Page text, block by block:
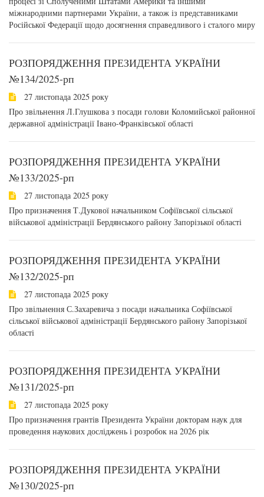
міжнародними партнерами України, а також із представниками
Російської Федерації щодо досягнення справедливого і сталого миру
РОЗПОРЯДЖЕННЯ ПРЕЗИДЕНТА УКРАЇНИ
№134/2025-рп
27 листопада 2025 року
Про звільнення Л.Глушкова з посади голови Коломийської районної
державної адміністрації Івано-Франківської області
РОЗПОРЯДЖЕННЯ ПРЕЗИДЕНТА УКРАЇНИ
№133/2025-рп
27 листопада 2025 року
Про призначення Т.Дукової начальником Софіївської сільської
військової адміністрації Бердянського району Запорізької області
РОЗПОРЯДЖЕННЯ ПРЕЗИДЕНТА УКРАЇНИ
№132/2025-рп
27 листопада 2025 року
Про звільнення С.Захаревича з посади начальника Софіївської
сільської військової адміністрації Бердянського району Запорізької
області
РОЗПОРЯДЖЕННЯ ПРЕЗИДЕНТА УКРАЇНИ
№131/2025-рп
27 листопада 2025 року
Про призначення грантів Президента України докторам наук для
проведення наукових досліджень і розробок на 2026 рік
РОЗПОРЯДЖЕННЯ ПРЕЗИДЕНТА УКРАЇНИ
№130/2025-рп